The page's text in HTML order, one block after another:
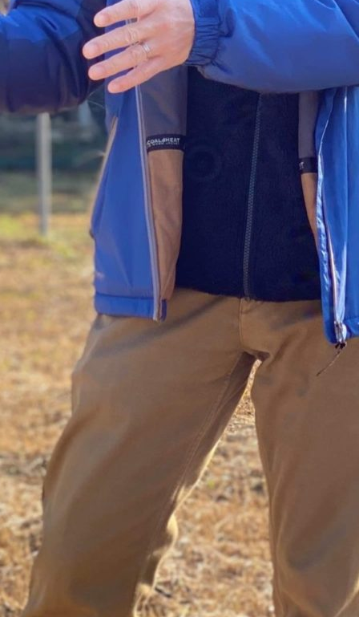
img_2633
2020年3月1日
広報・PR 石井貴美子
サイト内検索
検
索：
カテゴリー
お知らせ
ちば クラウドファンディングとは
アドバイザー 活動ブログ
アドバイザー/ Anna Sato
アドバイザーのご紹介
クラウドファンディング体験者インタビュー
コミュニティコーピング
ドリプロ